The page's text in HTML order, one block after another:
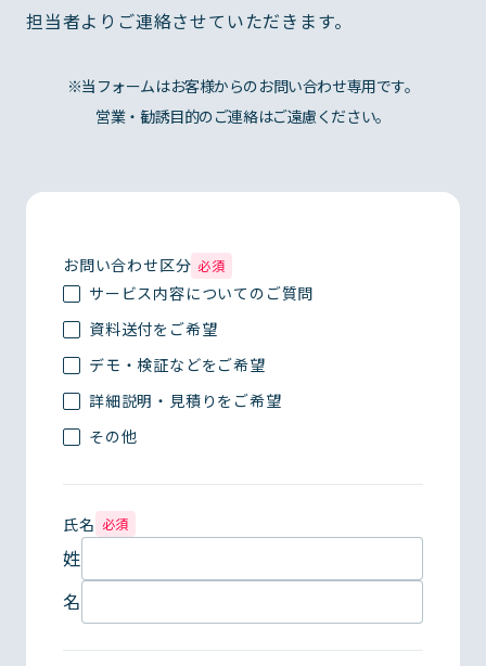
担当者よりご連絡させていただきます。
※当フォームはお客様からのお問い合わせ専用です。
営業・勧誘目的のご連絡はご遠慮ください。
お問い合わせ区分 必須
サービス内容についてのご質問
資料送付をご希望
デモ・検証などをご希望
詳細説明・見積りをご希望
その他
氏名 必須
姓
名